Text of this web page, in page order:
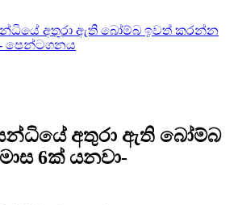
අතුරා ඇති බෝම්බ ඉවත් කරන්න
පෙන්ටගනය
අතුරා ඇති බෝම්බ
6ක් යනවා-